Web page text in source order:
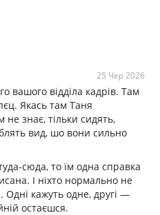
25 Чер 2026
вашого відділа кадрів. Там
Якась там Таня
не знає, тільки сидять,
вид, шо вони сильно
сюда, то їм одна справка
І ніхто нормально не
Одні кажуть одне, другі —
остаєшся.